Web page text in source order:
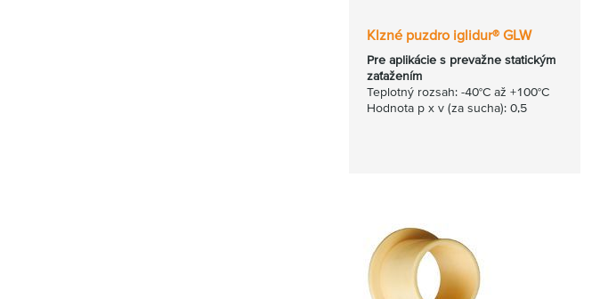
Klzné puzdro iglidur® GLW
Pre aplikácie s prevažne statickým
zaťažením
Teplotný rozsah: -40°C až +100°C
Hodnota p x v (za sucha): 0,5